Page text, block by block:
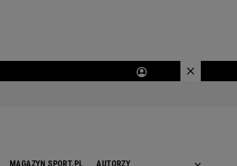
MAGAZYN SPORT.PL AUTORZY